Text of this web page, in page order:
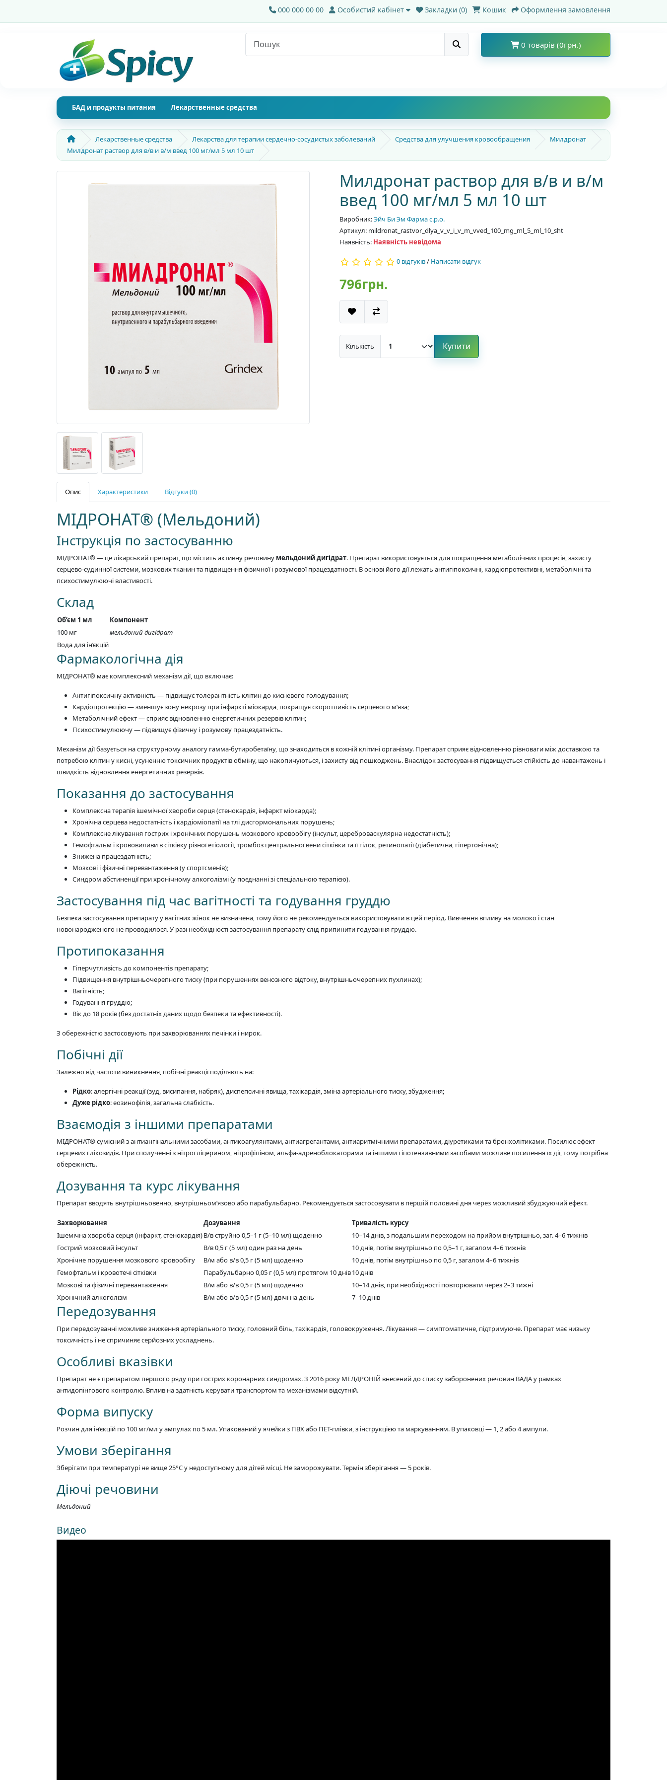
000 000 00 00 Особистий кабінет Закладки (0) Кошик Оформлення замовлення
0 товарів (0грн.)
БАД и продукты питания Лекарственные средства
Лекарственные средства Лекарства для терапии сердечно-сосудистых заболеваний Средства для улучшения кровообращения
Милдронат
Милдронат раствор для в/в и в/м введ 100 мг/мл 5 мл 10 шт
Милдронат раствор для в/в и в/м
введ 100 мг/мл 5 мл 10 шт
Виробник:Эйч Би Эм Фарма с.р.о.
Артикул: mildronat_rastvor_dlya_v_v_i_v_m_vved_100_mg_ml_5_ml_10_sht
Наявність: Наявність невідома
0 відгуків/ Написати відгук
796грн.
Кількість Купити
Опис Характеристики Відгуки (0)
МІДРОНАТ® (Мельдоний)
Інструкція по застосуванню
МІДРОНАТ® — це лікарський препарат, що містить активну речовину мельдоний дигідрат. Препарат використовується для покращення метаболічних процесів, захисту
серцево-судинної системи, мозкових тканин та підвищення фізичної і розумової працездатності. В основі його дії лежать антигіпоксичні, кардіопротективні, метаболічні та
психостимулюючі властивості.
Склад
Об’єм 1 мл
Компонент
100 мг
мельдоний дигідрат
Вода для ін’єкцій
Фармакологічна дія
МІДРОНАТ® має комплексний механізм дії, що включає:
Антигіпоксичну активність — підвищує толерантність клітин до кисневого голодування;
Кардіопротекцію — зменшує зону некрозу при інфаркті міокарда, покращує скоротливість серцевого м’яза;
Метаболічний ефект — сприяє відновленню енергетичних резервів клітин;
Психостимулюючу — підвищує фізичну і розумову працездатність.
Механізм дії базується на структурному аналогу гамма-бутиробетаїну, що знаходиться в кожній клітині організму. Препарат сприяє відновленню рівноваги між доставкою та
потребою клітин у кисні, усуненню токсичних продуктів обміну, що накопичуються, і захисту від пошкоджень. Внаслідок застосування підвищується стійкість до навантажень і
швидкість відновлення енергетичних резервів.
Показання до застосування
Комплексна терапія ішемічної хвороби серця (стенокардія, інфаркт міокарда);
Хронічна серцева недостатність і кардіоміопатії на тлі дисгормональних порушень;
Комплексне лікування гострих і хронічних порушень мозкового кровообігу (інсульт, цереброваскулярна недостатність);
Гемофтальм і крововиливи в сітківку різної етіології, тромбоз центральної вени сітківки та її гілок, ретинопатії (діабетична, гіпертонічна);
Знижена працездатність;
Мозкові і фізичні перевантаження (у спортсменів);
Синдром абстиненції при хронічному алкоголізмі (у поєднанні зі спеціальною терапією).
Застосування під час вагітності та годування груддю
Безпека застосування препарату у вагітних жінок не визначена, тому його не рекомендується використовувати в цей період. Вивчення впливу на молоко і стан
новонародженого не проводилося. У разі необхідності застосування препарату слід припинити годування груддю.
Протипоказання
Гіперчутливість до компонентів препарату;
Підвищення внутрішньочерепного тиску (при порушеннях венозного відтоку, внутрішньочерепних пухлинах);
Вагітність;
Годування груддю;
Вік до 18 років (без достатніх даних щодо безпеки та ефективності).
З обережністю застосовують при захворюваннях печінки і нирок.
Побічні дії
Залежно від частоти виникнення, побічні реакції поділяють на:
Рідко: алергічні реакції (зуд, висипання, набряк), диспепсичні явища, тахікардія, зміна артеріального тиску, збудження;
Дуже рідко: еозинофілія, загальна слабкість.
Взаємодія з іншими препаратами
МІДРОНАТ® сумісний з антиангінальними засобами, антикоагулянтами, антиагрегантами, антиаритмічними препаратами, діуретиками та бронхолітиками. Посилює ефект
серцевих глікозидів. При сполученні з нітрогліцерином, нітрофіпіном, альфа-адреноблокаторами та іншими гіпотензивними засобами можливе посилення їх дії, тому потрібна
обережність.
Дозування та курс лікування
Препарат вводять внутрішньовенно, внутрішньом’язово або парабульбарно. Рекомендується застосовувати в першій половині дня через можливий збуджуючий ефект.
Захворювання Дозування
Тривалість курсу
Ішемічна хвороба серця (інфаркт, стенокардія)В/в струйно 0,5–1 г (5–10 мл) щоденно
10–14 днів, з подальшим переходом на прийом внутрішньо, заг. 4–6 тижнів
Гострий мозковий інсульт
В/в 0,5 г (5 мл) один раз на день
10 днів, потім внутрішньо по 0,5–1 г, загалом 4–6 тижнів
Хронічне порушення мозкового кровообігу
В/м або в/в 0,5 г (5 мл) щоденно
10 днів, потім внутрішньо по 0,5 г, загалом 4–6 тижнів
Гемофтальм і кровотечі сітківки
Парабульбарно 0,05 г (0,5 мл) протягом 10 днів10 днів
Мозкові та фізичні перевантаження
В/м або в/в 0,5 г (5 мл) щоденно
10–14 днів, при необхідності повторювати через 2–3 тижні
Хронічний алкоголізм
В/м або в/в 0,5 г (5 мл) двічі на день 7–10 днів
Передозування
При передозуванні можливе зниження артеріального тиску, головний біль, тахікардія, головокруження. Лікування — симптоматичне, підтримуюче. Препарат має низьку
токсичність і не спричиняє серйозних ускладнень.
Особливі вказівки
Препарат не є препаратом першого ряду при гострих коронарних синдромах. З 2016 року МЕЛДРОНІЙ внесений до списку заборонених речовин ВАДА у рамках
антидопінгового контролю. Вплив на здатність керувати транспортом та механізмами відсутній.
Форма випуску
Розчин для ін’єкцій по 100 мг/мл у ампулах по 5 мл. Упакований у ячейки з ПВХ або ПЕТ-плівки, з інструкцією та маркуванням. В упаковці — 1, 2 або 4 ампули.
Умови зберігання
Зберігати при температурі не вище 25°C у недоступному для дітей місці. Не заморожувати. Термін зберігання — 5 років.
Діючі речовини
Мельдоний
Видео